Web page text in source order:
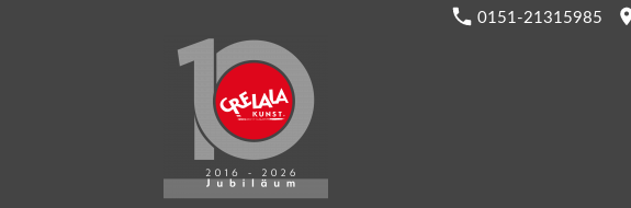
0151-21315985